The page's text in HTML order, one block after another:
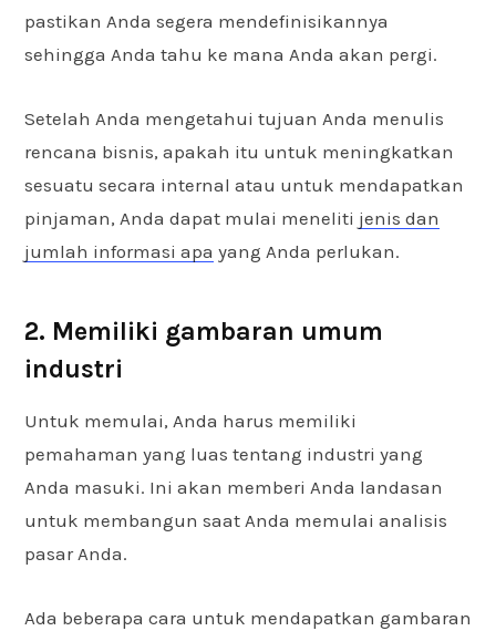
pastikan Anda segera mendefinisikannya
sehingga Anda tahu ke mana Anda akan pergi.
Setelah Anda mengetahui tujuan Anda menulis
rencana bisnis, apakah itu untuk meningkatkan
sesuatu secara internal atau untuk mendapatkan
pinjaman, Anda dapat mulai meneliti jenis dan
jumlah informasi apa yang Anda perlukan.
2. Memiliki gambaran umum
industri
Untuk memulai, Anda harus memiliki
pemahaman yang luas tentang industri yang
Anda masuki. Ini akan memberi Anda landasan
untuk membangun saat Anda memulai analisis
pasar Anda.
Ada beberapa cara untuk mendapatkan gambaran